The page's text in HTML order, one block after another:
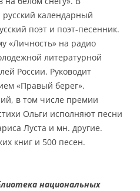
календарный
поэт и поэт-песенник.
«Личность» на радио
литературной
России. Руководит
«Правый берег».
в том числе премии
Ольги исполняют песни
Луста и мн. другие.
книг и 500 песен.
национальных